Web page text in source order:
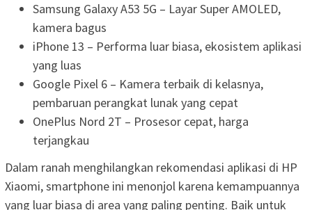
Samsung Galaxy A53 5G – Layar Super AMOLED,
kamera bagus
iPhone 13 – Performa luar biasa, ekosistem aplikasi
yang luas
Google Pixel 6 – Kamera terbaik di kelasnya,
pembaruan perangkat lunak yang cepat
OnePlus Nord 2T – Prosesor cepat, harga
terjangkau
Dalam ranah menghilangkan rekomendasi aplikasi di HP
Xiaomi, smartphone ini menonjol karena kemampuannya
yang luar biasa di area yang paling penting. Baik untuk